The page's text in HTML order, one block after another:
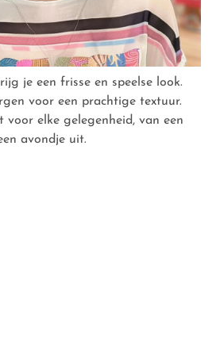
je een frisse en speelse look.
voor een prachtige textuur.
voor elke gelegenheid, van een
avondje uit.